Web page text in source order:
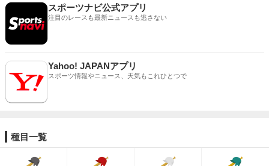
スポーツナビ公式アプリ
注目のレースも最新ニュースも逃さない
Yahoo! JAPANアプリ
スポーツ情報やニュース、天気もこれひとつで
種目一覧